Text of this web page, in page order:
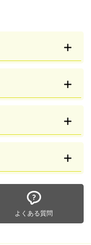
よくある質問